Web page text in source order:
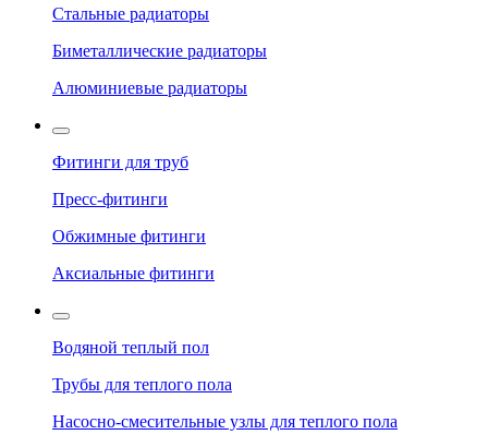
Стальные радиаторы
Биметаллические радиаторы
Алюминиевые радиаторы
Фитинги для труб
Пресс-фитинги
Обжимные фитинги
Аксиальные фитинги
Водяной теплый пол
Трубы для теплого пола
Насосно-смесительные узлы для теплого пола